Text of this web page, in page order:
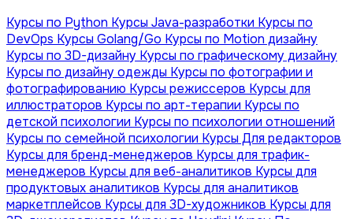
Курсы по Python Курсы Java-разработки Курсы по
DevOps Курсы Golang/Go Курсы по Motion дизайну
Курсы по 3D-дизайну Курсы по графическому дизайну
Курсы по дизайну одежды Курсы по фотографии и
фотографированию Курсы режиссеров Курсы для
иллюстраторов Курсы по арт-терапии Курсы по
детской психологии Курсы по психологии отношений
Курсы по семейной психологии Курсы Для редакторов
Курсы для бренд-менеджеров Курсы для трафик-
менеджеров Курсы для веб-аналитиков Курсы для
продуктовых аналитиков Курсы для аналитиков
маркетплейсов Курсы для 3D-художников Курсы для